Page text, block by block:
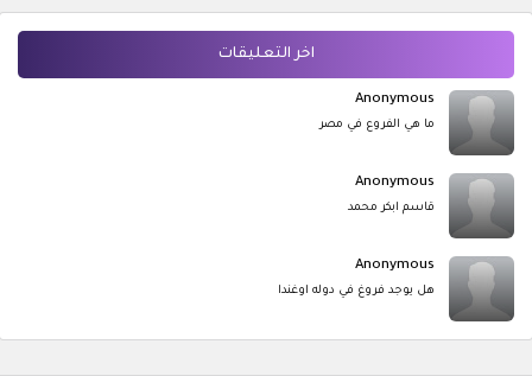
اخر التعليقات
Anonymous
ما هي الفروع في مصر
Anonymous
قاسم ابكر محمد
Anonymous
هل يوجد فروغ في دوله اوغندا